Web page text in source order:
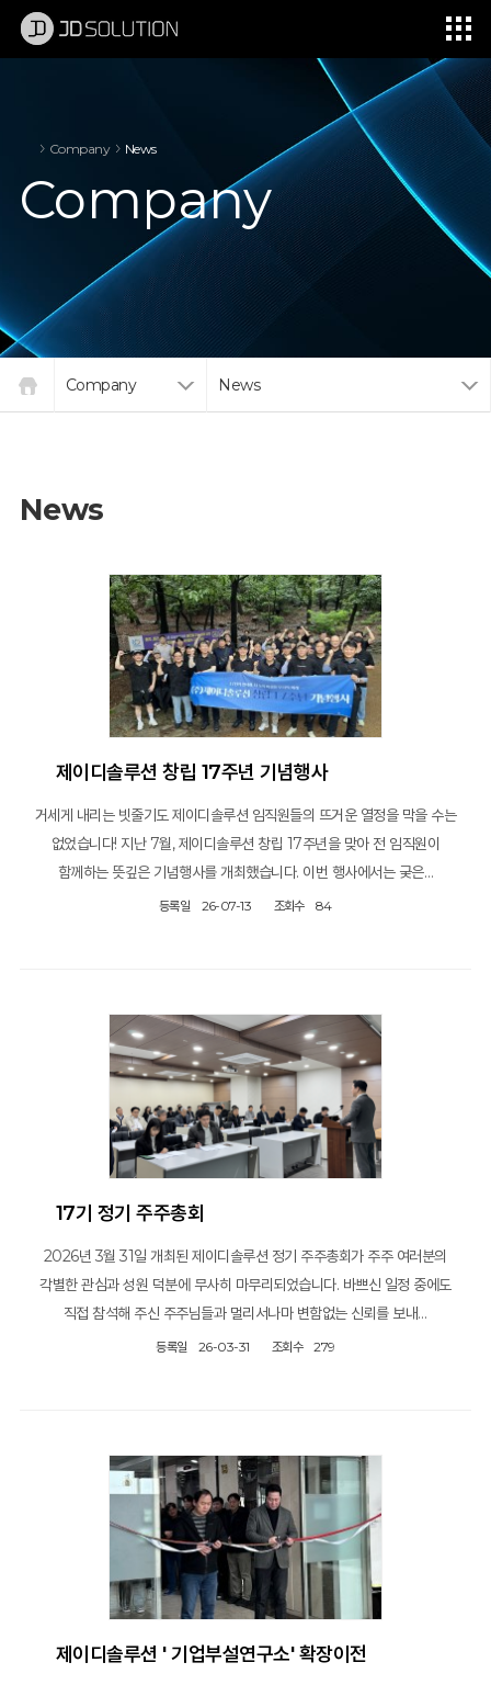
Company News
Company
Company News
News
제이디솔루션 창립 17주년 기념행사
거세게 내리는 빗줄기도 제이디솔루션 임직원들의 뜨거운 열정을 막을 수는
없었습니다! 지난 7월, 제이디솔루션 창립 17주년을 맞아 전 임직원이
함께하는 뜻깊은 기념행사를 개최했습니다. 이번 행사에서는 궂은…
등록일 26-07-13 조회수 84
17기 정기 주주총회
2026년 3월 31일 개최된 제이디솔루션 정기 주주총회가 주주 여러분의
각별한 관심과 성원 덕분에 무사히 마무리되었습니다. 바쁘신 일정 중에도
직접 참석해 주신 주주님들과 멀리서나마 변함없는 신뢰를 보내…
등록일 26-03-31 조회수 279
제이디솔루션 ' 기업부설연구소' 확장이전